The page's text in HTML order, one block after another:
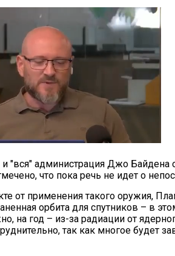
"вся" администрация Джо Байдена
что пока речь не идет о
от применения такого оружия,
орбита для спутников – в
на год – из-за радиации от
так как многое будет